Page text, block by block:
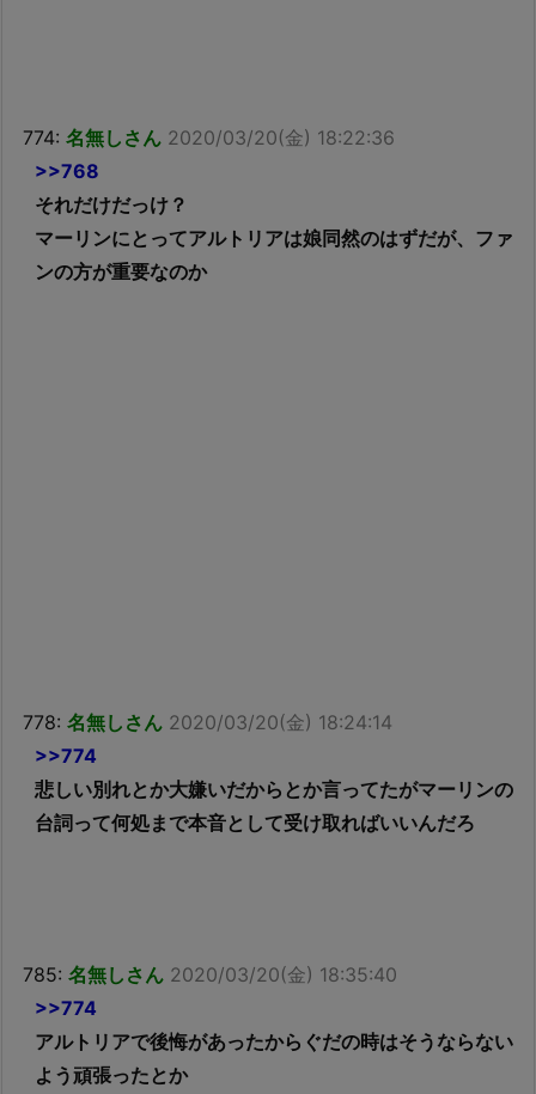
774: 名無しさん 2020/03/20(金) 18:22:36
>>768
それだけだっけ？
マーリンにとってアルトリアは娘同然のはずだが、ファ
ンの方が重要なのか
778: 名無しさん 2020/03/20(金) 18:24:14
>>774
悲しい別れとか大嫌いだからとか言ってたがマーリンの
台詞って何処まで本音として受け取ればいいんだろ
785: 名無しさん 2020/03/20(金) 18:35:40
>>774
アルトリアで後悔があったからぐだの時はそうならない
よう頑張ったとか